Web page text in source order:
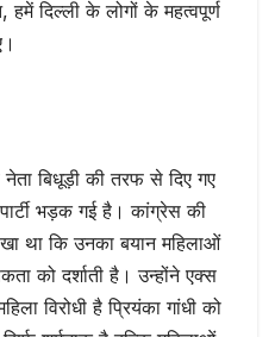
दिल्ली के लोगों के महत्वपूर्ण
नेता बिधूड़ी की तरफ से दिए गए
भड़क गई है। कांग्रेस की
था कि उनका बयान महिलाओं
को दर्शाती है। उन्होंने एक्स
विरोधी है प्रियंका गांधी को